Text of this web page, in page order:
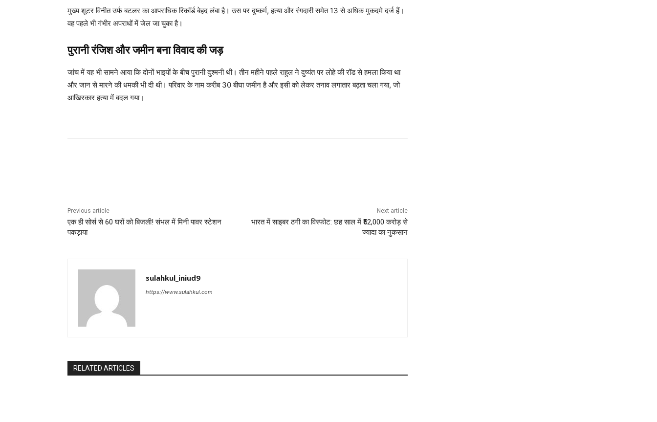
मुख्य शूटर विनीत उर्फ बटलर का आपराधिक रिकॉर्ड बेहद लंबा है। उस पर दुष्कर्म, हत्या और रंगदारी समेत 13 से अधिक मुकदमे दर्ज हैं।
वह पहले भी गंभीर अपराधों में जेल जा चुका है।
पुरानी रंजिश और जमीन बना विवाद की जड़
जांच में यह भी सामने आया कि दोनों भाइयों के बीच पुरानी दुश्मनी थी। तीन महीने पहले राहुल ने दुष्यंत पर लोहे की रॉड से हमला किया था
और जान से मारने की धमकी भी दी थी। परिवार के नाम करीब 30 बीघा जमीन है और इसी को लेकर तनाव लगातार बढ़ता चला गया, जो
आखिरकार हत्या में बदल गया।
Previous article
एक ही सोर्स से 60 घरों को बिजली! संभल में मिनी पावर स्टेशन
पकड़ाया
Next article
भारत में साइबर ठगी का विस्फोट: छह साल में ₹52,000 करोड़ से
ज्यादा का नुकसान
sulahkul_iniud9
https://www.sulahkul.com
RELATED ARTICLES